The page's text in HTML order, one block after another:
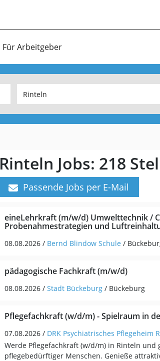
Für Arbeitgeber
Rinteln Jobs: 218
Passende Jobs per E-Mail
eineLehrkraft (m/w/d) Umwelttechnik /
Probenahmestrategien und
08.08.2026 / Bernd Blindow Schule /
pädagogische Fachkraft (m/w/d)
08.08.2026 / Stadt Bückeburg / Bückeburg
Pflegefachkraft (w/d/m) - Spielraum in
07.08.2026 / DRK Psychiatrisches Pflegeheim
Werde Pflegefachkraft (w/d/m) in Rinteln und
pflegebedürftiger Menschen. Genieße